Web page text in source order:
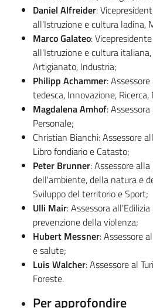
Regione
Novità
Servizi
Leggi Atti Bandi
Argomenti
Daniel Alfreider:
all'Istruzione e cultura ladina,
Marco Galateo:
all'Istruzione e cultura
Artigianato, Industria;
Philipp Achammer:
tedesca, Innovazione,
Magdalena Amhof:
Personale;
Christian Bianchi: Assessore
Libro fondiario e Catasto;
Peter Brunner: Assessore
dell'ambiente, della natura e
Sviluppo del territorio e Sport;
Ulli Mair: Assessora
prevenzione della violenza;
Hubert Messner: Assessore
e salute;
Luis Walcher: Assessore al
Foreste.
Per approfondire